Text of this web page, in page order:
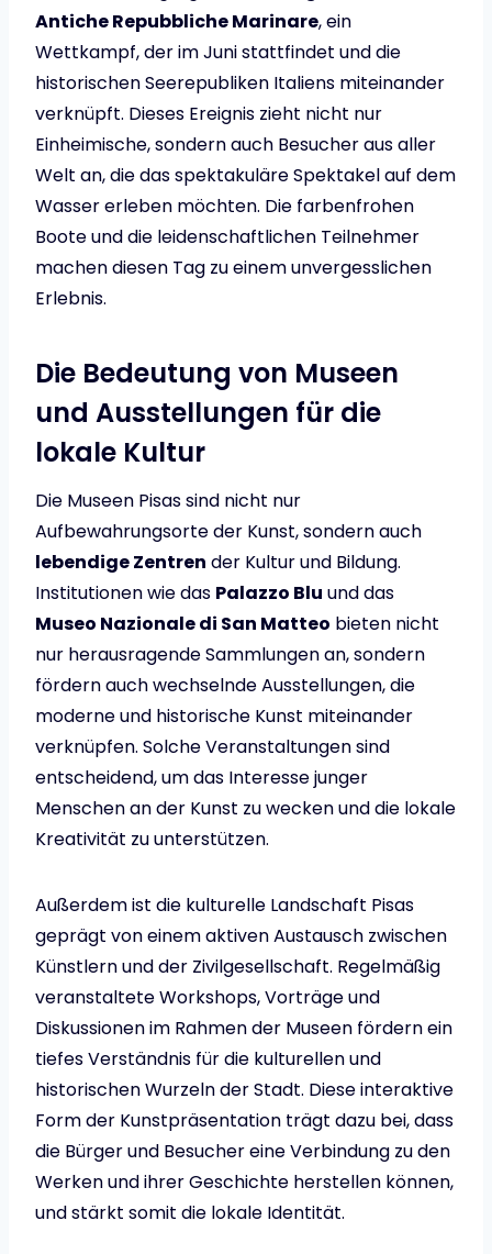
Antiche Repubbliche Marinare, ein
Wettkampf, der im Juni stattfindet und die
historischen Seerepubliken Italiens miteinander
verknüpft. Dieses Ereignis zieht nicht nur
Einheimische, sondern auch Besucher aus aller
Welt an, die das spektakuläre Spektakel auf dem
Wasser erleben möchten. Die farbenfrohen
Boote und die leidenschaftlichen Teilnehmer
machen diesen Tag zu einem unvergesslichen
Erlebnis.
Die Bedeutung von Museen
und Ausstellungen für die
lokale Kultur
Die Museen Pisas sind nicht nur
Aufbewahrungsorte der Kunst, sondern auch
lebendige Zentren der Kultur und Bildung.
Institutionen wie das Palazzo Blu und das
Museo Nazionale di San Matteo bieten nicht
nur herausragende Sammlungen an, sondern
fördern auch wechselnde Ausstellungen, die
moderne und historische Kunst miteinander
verknüpfen. Solche Veranstaltungen sind
entscheidend, um das Interesse junger
Menschen an der Kunst zu wecken und die lokale
Kreativität zu unterstützen.
Außerdem ist die kulturelle Landschaft Pisas
geprägt von einem aktiven Austausch zwischen
Künstlern und der Zivilgesellschaft. Regelmäßig
veranstaltete Workshops, Vorträge und
Diskussionen im Rahmen der Museen fördern ein
tiefes Verständnis für die kulturellen und
historischen Wurzeln der Stadt. Diese interaktive
Form der Kunstpräsentation trägt dazu bei, dass
die Bürger und Besucher eine Verbindung zu den
Werken und ihrer Geschichte herstellen können,
und stärkt somit die lokale Identität.